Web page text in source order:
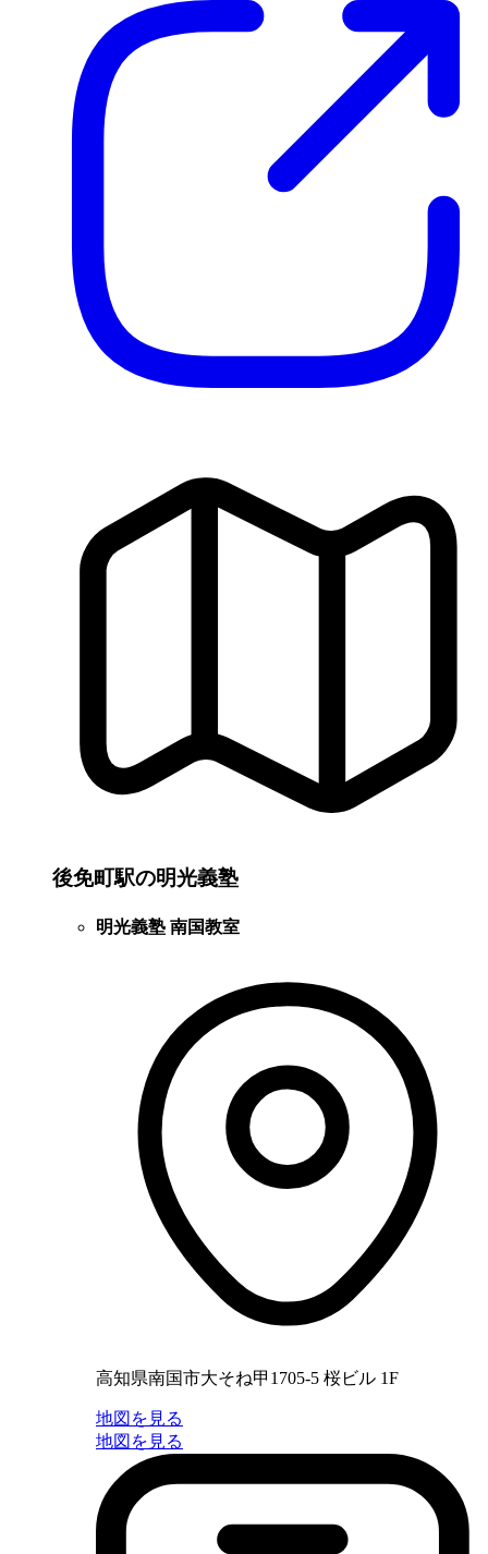
後免町駅の明光義塾
明光義塾 南国教室
高知県南国市大そね甲1705-5 桜ビル 1F
地図を見る
地図を見る